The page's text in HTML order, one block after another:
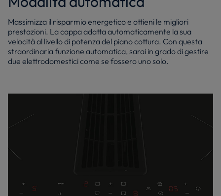
Massimizza il risparmio energetico e ottieni le migliori
prestazioni. La cappa adatta automaticamente la sua
velocità al livello di potenza del piano cottura. Con questa
straordinaria funzione automatica, sarai in grado di gestire
due elettrodomestici come se fossero uno solo.